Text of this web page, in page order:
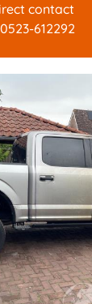
contact
0523-612292